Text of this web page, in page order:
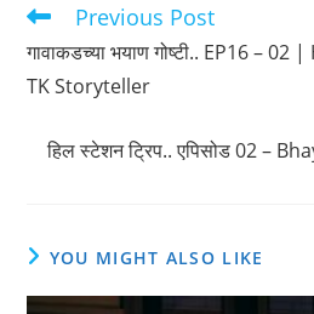
Read
articles
Previous Post
गावाकडच्या भयाण गोष्टी.. EP16 –
TK Storyteller
हिल स्टेशन ट्रिप.. एपिसोड 02 –
YOU MIGHT ALSO LIKE